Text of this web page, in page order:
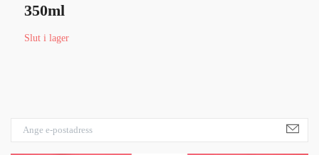
350ml
Slut i lager